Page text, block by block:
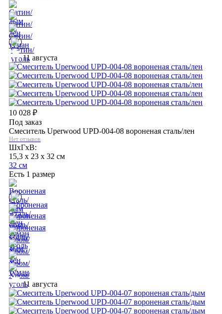
11 августа
10 028 ₽
Под заказ
Смеситель Uperwood UPD-004-08 вороненая сталь/лен
Нет отзывов
ШхГхВ:
15,3 x 23 x 32 см
32 см
Есть 1 размер
11 августа